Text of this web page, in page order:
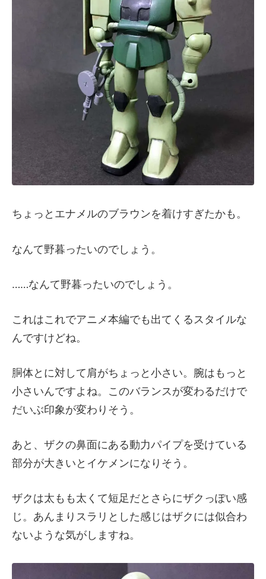
ちょっとエナメルのブラウンを着けすぎたかも。
なんて野暮ったいのでしょう。
……なんて野暮ったいのでしょう。
これはこれでアニメ本編でも出てくるスタイルな
んですけどね。
胴体とに対して肩がちょっと小さい。腕はもっと
小さいんですよね。このバランスが変わるだけで
だいぶ印象が変わりそう。
あと、ザクの鼻面にある動力パイプを受けている
部分が大きいとイケメンになりそう。
ザクは太もも太くて短足だとさらにザクっぽい感
じ。あんまりスラリとした感じはザクには似合わ
ないような気がしますね。